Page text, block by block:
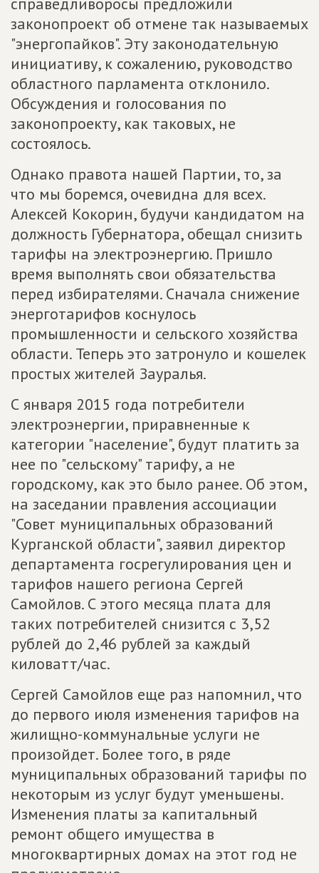
законопроект об отмене так называемых
"энергопайков". Эту законодательную
инициативу, к сожалению, руководство
областного парламента отклонило.
Обсуждения и голосования по
законопроекту, как таковых, не
состоялось.
Однако правота нашей Партии, то, за
что мы боремся, очевидна для всех.
Алексей Кокорин, будучи кандидатом на
должность Губернатора, обещал снизить
тарифы на электроэнергию. Пришло
время выполнять свои обязательства
перед избирателями. Сначала снижение
энерготарифов коснулось
промышленности и сельского хозяйства
области. Теперь это затронуло и кошелек
простых жителей Зауралья.
С января 2015 года потребители
электроэнергии, приравненные к
категории "население", будут платить за
нее по "сельскому" тарифу, а не
городскому, как это было ранее. Об этом,
на заседании правления ассоциации
"Совет муниципальных образований
Курганской области", заявил директор
департамента госрегулирования цен и
тарифов нашего региона Сергей
Самойлов. С этого месяца плата для
таких потребителей снизится с 3,52
рублей до 2,46 рублей за каждый
киловатт/час.
Сергей Самойлов еще раз напомнил, что
до первого июля изменения тарифов на
жилищно-коммунальные услуги не
произойдет. Более того, в ряде
муниципальных образований тарифы по
некоторым из услуг будут уменьшены.
Изменения платы за капитальный
ремонт общего имущества в
многоквартирных домах на этот год не